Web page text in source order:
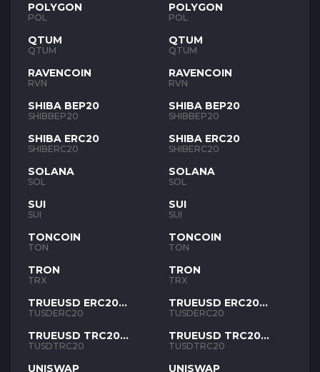
POLYGON
POL
QTUM
QTUM
RAVENCOIN
RVN
SHIBA BEP20
SHIBBEP20
SHIBA ERC20
SHIBERC20
SOLANA
SOL
SUI
SUI
TONCOIN
TON
TRON
TRX
TRUEUSD ERC20
TUSD
TUSDERC20
TRUEUSD TRC20
TUSD
TUSDTRC20
UNISWAP
POLYGON
POL
QTUM
QTUM
RAVENCOIN
RVN
SHIBA BEP20
SHIBBEP20
SHIBA ERC20
SHIBERC20
SOLANA
SOL
SUI
SUI
TONCOIN
TON
TRON
TRX
TRUEUSD ERC20
TUSD
TUSDERC20
TRUEUSD TRC20
TUSD
TUSDTRC20
UNISWAP